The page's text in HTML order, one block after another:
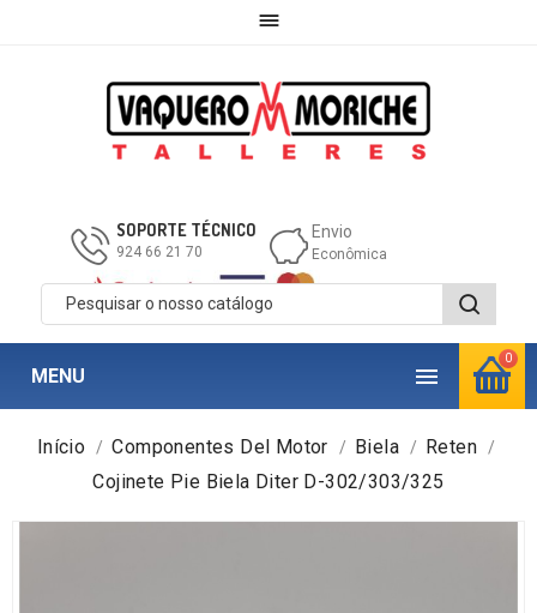

0
SOPORTE TÉCNICO
924 66 21 70
Envio
Econômica

MENU
Início Componentes Del Motor Biela
Reten
Cojinete Pie Biela Diter D-302/303/325